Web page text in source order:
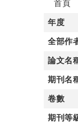
首頁
年度
全部作
論文名
期刊名
卷數
期刊等